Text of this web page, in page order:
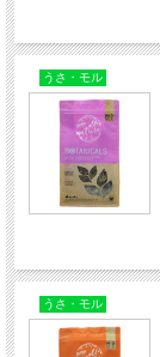
うさ・モル
うさ・モル